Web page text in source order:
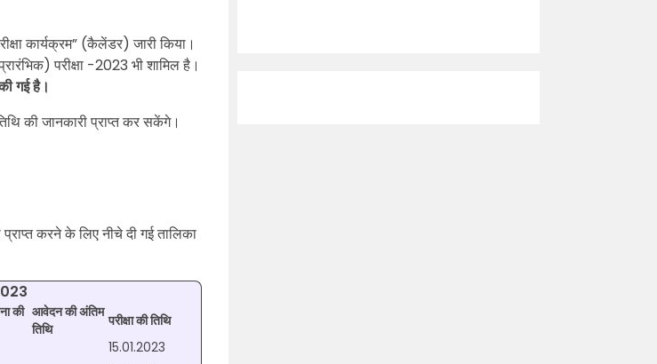
कार्यक्रम” (कैलेंडर) जारी किया।
परीक्षा -2023 भी शामिल है।
गई है।
की जानकारी प्राप्त कर सकेंगे।
प्राप्त करने के लिए नीचे दी गई तालिका
की आवेदन की अंतिम
तिथि
परीक्षा की तिथि
15.01.2023